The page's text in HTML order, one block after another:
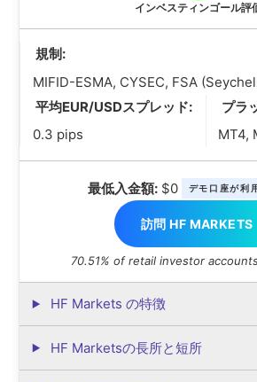
インベスティンゴール評
規制:
MIFID-ESMA, CYSEC, FSA
平均EUR/USDスプレッド:
0.3 pips
プラ
MT4,
最低入金額:$0 デモ口座が利
訪問 HF MARKETS
70.51% of retail investor
HF Markets の特徴
HF Marketsの長所と短所